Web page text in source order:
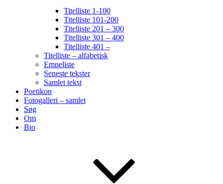
Titelliste 1-100
Titelliste 101-200
Titelliste 201 – 300
Titelliste 301 – 400
Titelliste 401 –
Titelliste – alfabetisk
Emneliste
Seneste tekster
Samlet tekst
Poetikon
Fotogalleri – samlet
Søg
Om
Bio